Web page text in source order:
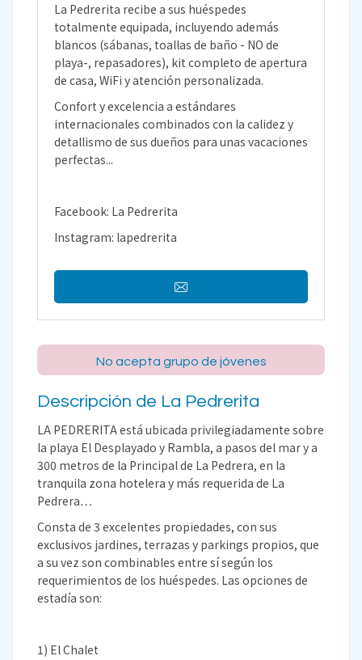
La Pedrerita recibe a sus huéspedes
totalmente equipada, incluyendo además
blancos (sábanas, toallas de baño - NO de
playa-, repasadores), kit completo de apertura
de casa, WiFi y atención personalizada.
Confort y excelencia a estándares
internacionales combinados con la calidez y
detallismo de sus dueños para unas vacaciones
perfectas...
Facebook: La Pedrerita
Instagram: lapedrerita
No acepta grupo de jóvenes
Descripción de La Pedrerita
LA PEDRERITA está ubicada privilegiadamente sobre
la playa El Desplayado y Rambla, a pasos del mar y a
300 metros de la Principal de La Pedrera, en la
tranquila zona hotelera y más requerida de La
Pedrera…
Consta de 3 excelentes propiedades, con sus
exclusivos jardines, terrazas y parkings propios, que
a su vez son combinables entre sí según los
requerimientos de los huéspedes. Las opciones de
estadía son:
1) El Chalet